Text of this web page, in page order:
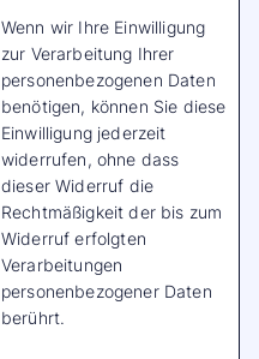
Wenn wir Ihre Einwilligung
zur Verarbeitung Ihrer
personenbezogenen Daten
benötigen, können Sie diese
Einwilligung jederzeit
widerrufen, ohne dass
dieser Widerruf die
Rechtmäßigkeit der bis zum
Widerruf erfolgten
Verarbeitungen
personenbezogener Daten
berührt.